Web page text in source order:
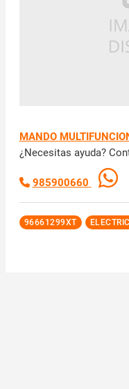
MANDO
¿Necesitas ayuda?
985900660
96661299XT